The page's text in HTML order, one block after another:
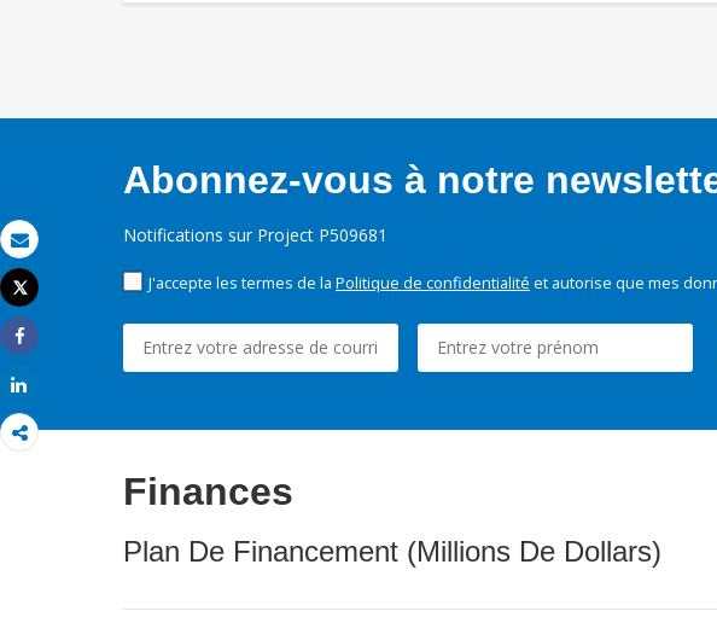
Email
Imprimer
Tweet
Share
Abonnez-vous à notre
Notifications sur Project P509681
J'accepte les termes de la Politique de confidentialité et autorise que mes
Finances
Plan De Financement (Millions De Dollars)